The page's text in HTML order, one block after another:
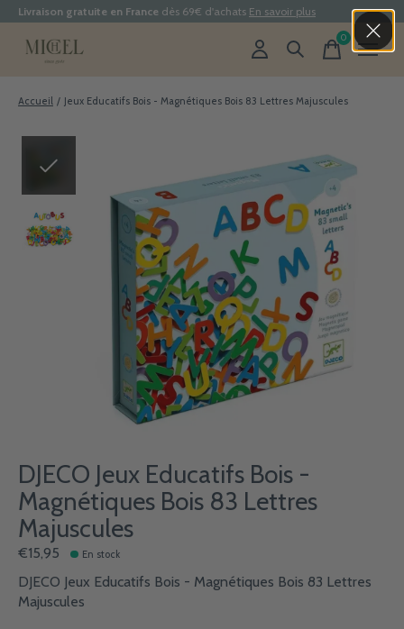
Livraison gratuite en France dès 69€ d'achats En savoir plus
0items
Accueil / Jeux Educatifs Bois - Magnétiques Bois 83 Lettres Majuscules
DJECO Jeux Educatifs Bois -
Magnétiques Bois 83 Lettres
Majuscules
€15,95 En stock
DJECO Jeux Educatifs Bois - Magnétiques Bois 83 Lettres
Majuscules